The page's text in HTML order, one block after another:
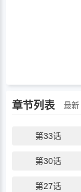
章节列表 最新
第33话
第30话
第27话